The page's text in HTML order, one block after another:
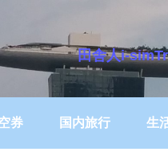
田舎人i-
券 国内旅行 生